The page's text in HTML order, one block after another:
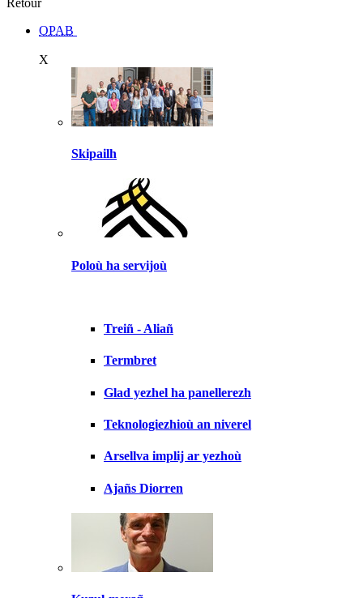
OPAB
X
Skipailh
Poloù ha servijoù
Treiñ - Aliañ
Termbret
Glad yezhel ha panellerezh
Teknologiezhioù an niverel
Arsellva implij ar yezhoù
Ajañs Diorren